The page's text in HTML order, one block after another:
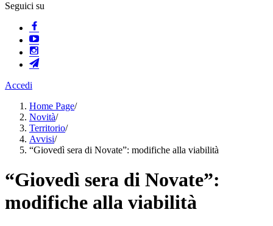
Seguici su
Accedi
Home Page/
Novità/
Territorio/
Avvisi/
“Giovedì sera di Novate”: modifiche alla viabilità
“Giovedì sera di Novate”:
modifiche alla viabilità